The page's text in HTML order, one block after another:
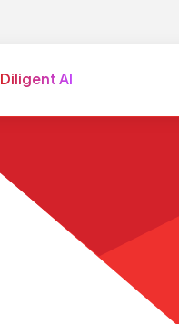
Diligent AI